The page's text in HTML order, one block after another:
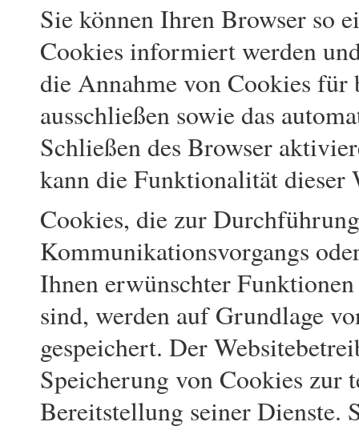
Sie können Ihren Browser so
Cookies informiert werden
die Annahme von Cookies für
ausschließen sowie das
Schließen des Browser
kann die Funktionalität dieser
Cookies, die zur
Kommunikationsvorgangs
Ihnen erwünschter
sind, werden auf Grundlage
gespeichert. Der
Speicherung von Cookies
Bereitstellung seiner Dienste.